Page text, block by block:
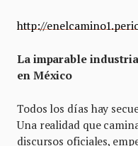
http://
La imparable
en México
Todos los días hay
Una realidad que
discursos oficiales,